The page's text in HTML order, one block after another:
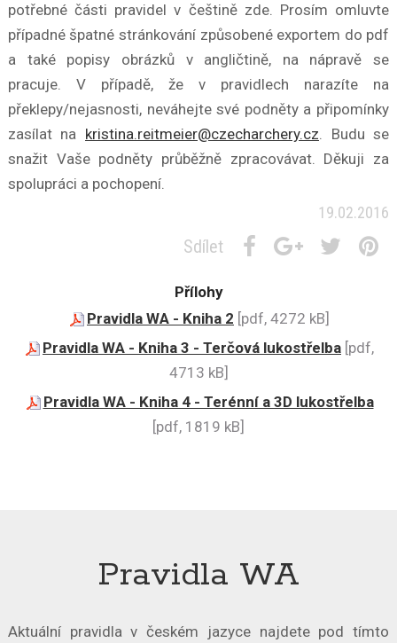
potřebné části pravidel v češtině zde. Prosím omluvte
případné špatné stránkování způsobené exportem do pdf
a také popisy obrázků v angličtině, na nápravě se
pracuje. V případě, že v pravidlech narazíte na
překlepy/nejasnosti, neváhejte své podněty a připomínky
zasílat na kristina.reitmeier@czecharchery.cz. Budu se
snažit Vaše podněty průběžně zpracovávat. Děkuji za
spolupráci a pochopení.
19.02.2016
Sdílet
Přílohy
Pravidla WA - Kniha 2 [pdf, 4272 kB]
Pravidla WA - Kniha 3 - Terčová lukostřelba [pdf,
4713 kB]
Pravidla WA - Kniha 4 - Terénní a 3D lukostřelba
[pdf, 1819 kB]
Pravidla WA
Aktuální pravidla v českém jazyce najdete pod tímto